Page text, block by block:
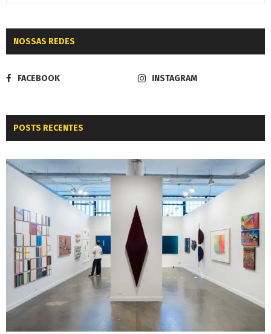
NOSSAS REDES
FACEBOOK INSTAGRAM
POSTS RECENTES